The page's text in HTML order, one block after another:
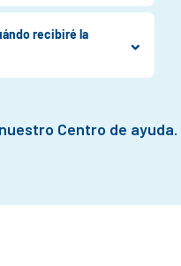
recibiré la
Centro de ayuda.